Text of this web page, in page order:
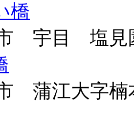
橋
市 宇目 塩見
市 蒲江大字楠